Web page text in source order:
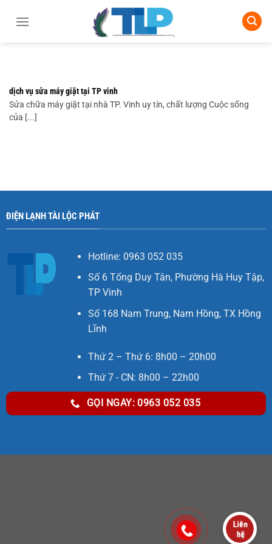
dịch vụ sửa máy giặt tại TP vinh
Sửa chữa máy giặt tại nhà TP. Vinh uy tín, chất lượng Cuộc sống
của [...]
ĐIỆN LẠNH TÀI LỘC PHÁT
Hotline: 0963 052 035
Số 6 Tống Duy Tân, Phường Hà Huy Tập,
TP Vinh
Số 168 Nam Trung, Nam Hồng, TX Hồng
Lĩnh
Thứ 2 – Thứ 6: 8h00 – 20h00
Thứ 7 - CN: 8h00 – 22h00
GỌI NGAY: 0963 052 035